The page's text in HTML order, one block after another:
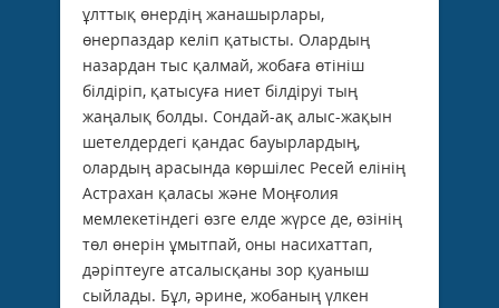
ұлттық өнердің жанашырлары,
өнерпаздар келіп қатысты. Олардың
назардан тыс қалмай, жобаға өтініш
білдіріп, қатысуға ниет білдіруі тың
жаңалық болды. Сондай-ақ алыс-жақын
шетелдердегі қандас бауырлардың,
олардың арасында көршілес Ресей елінің
Астрахан қаласы және Моңғолия
мемлекетіндегі өзге елде жүрсе де, өзінің
төл өнерін ұмытпай, оны насихаттап,
дәріптеуге атсалысқаны зор қуаныш
сыйлады. Бұл, әрине, жобаның үлкен